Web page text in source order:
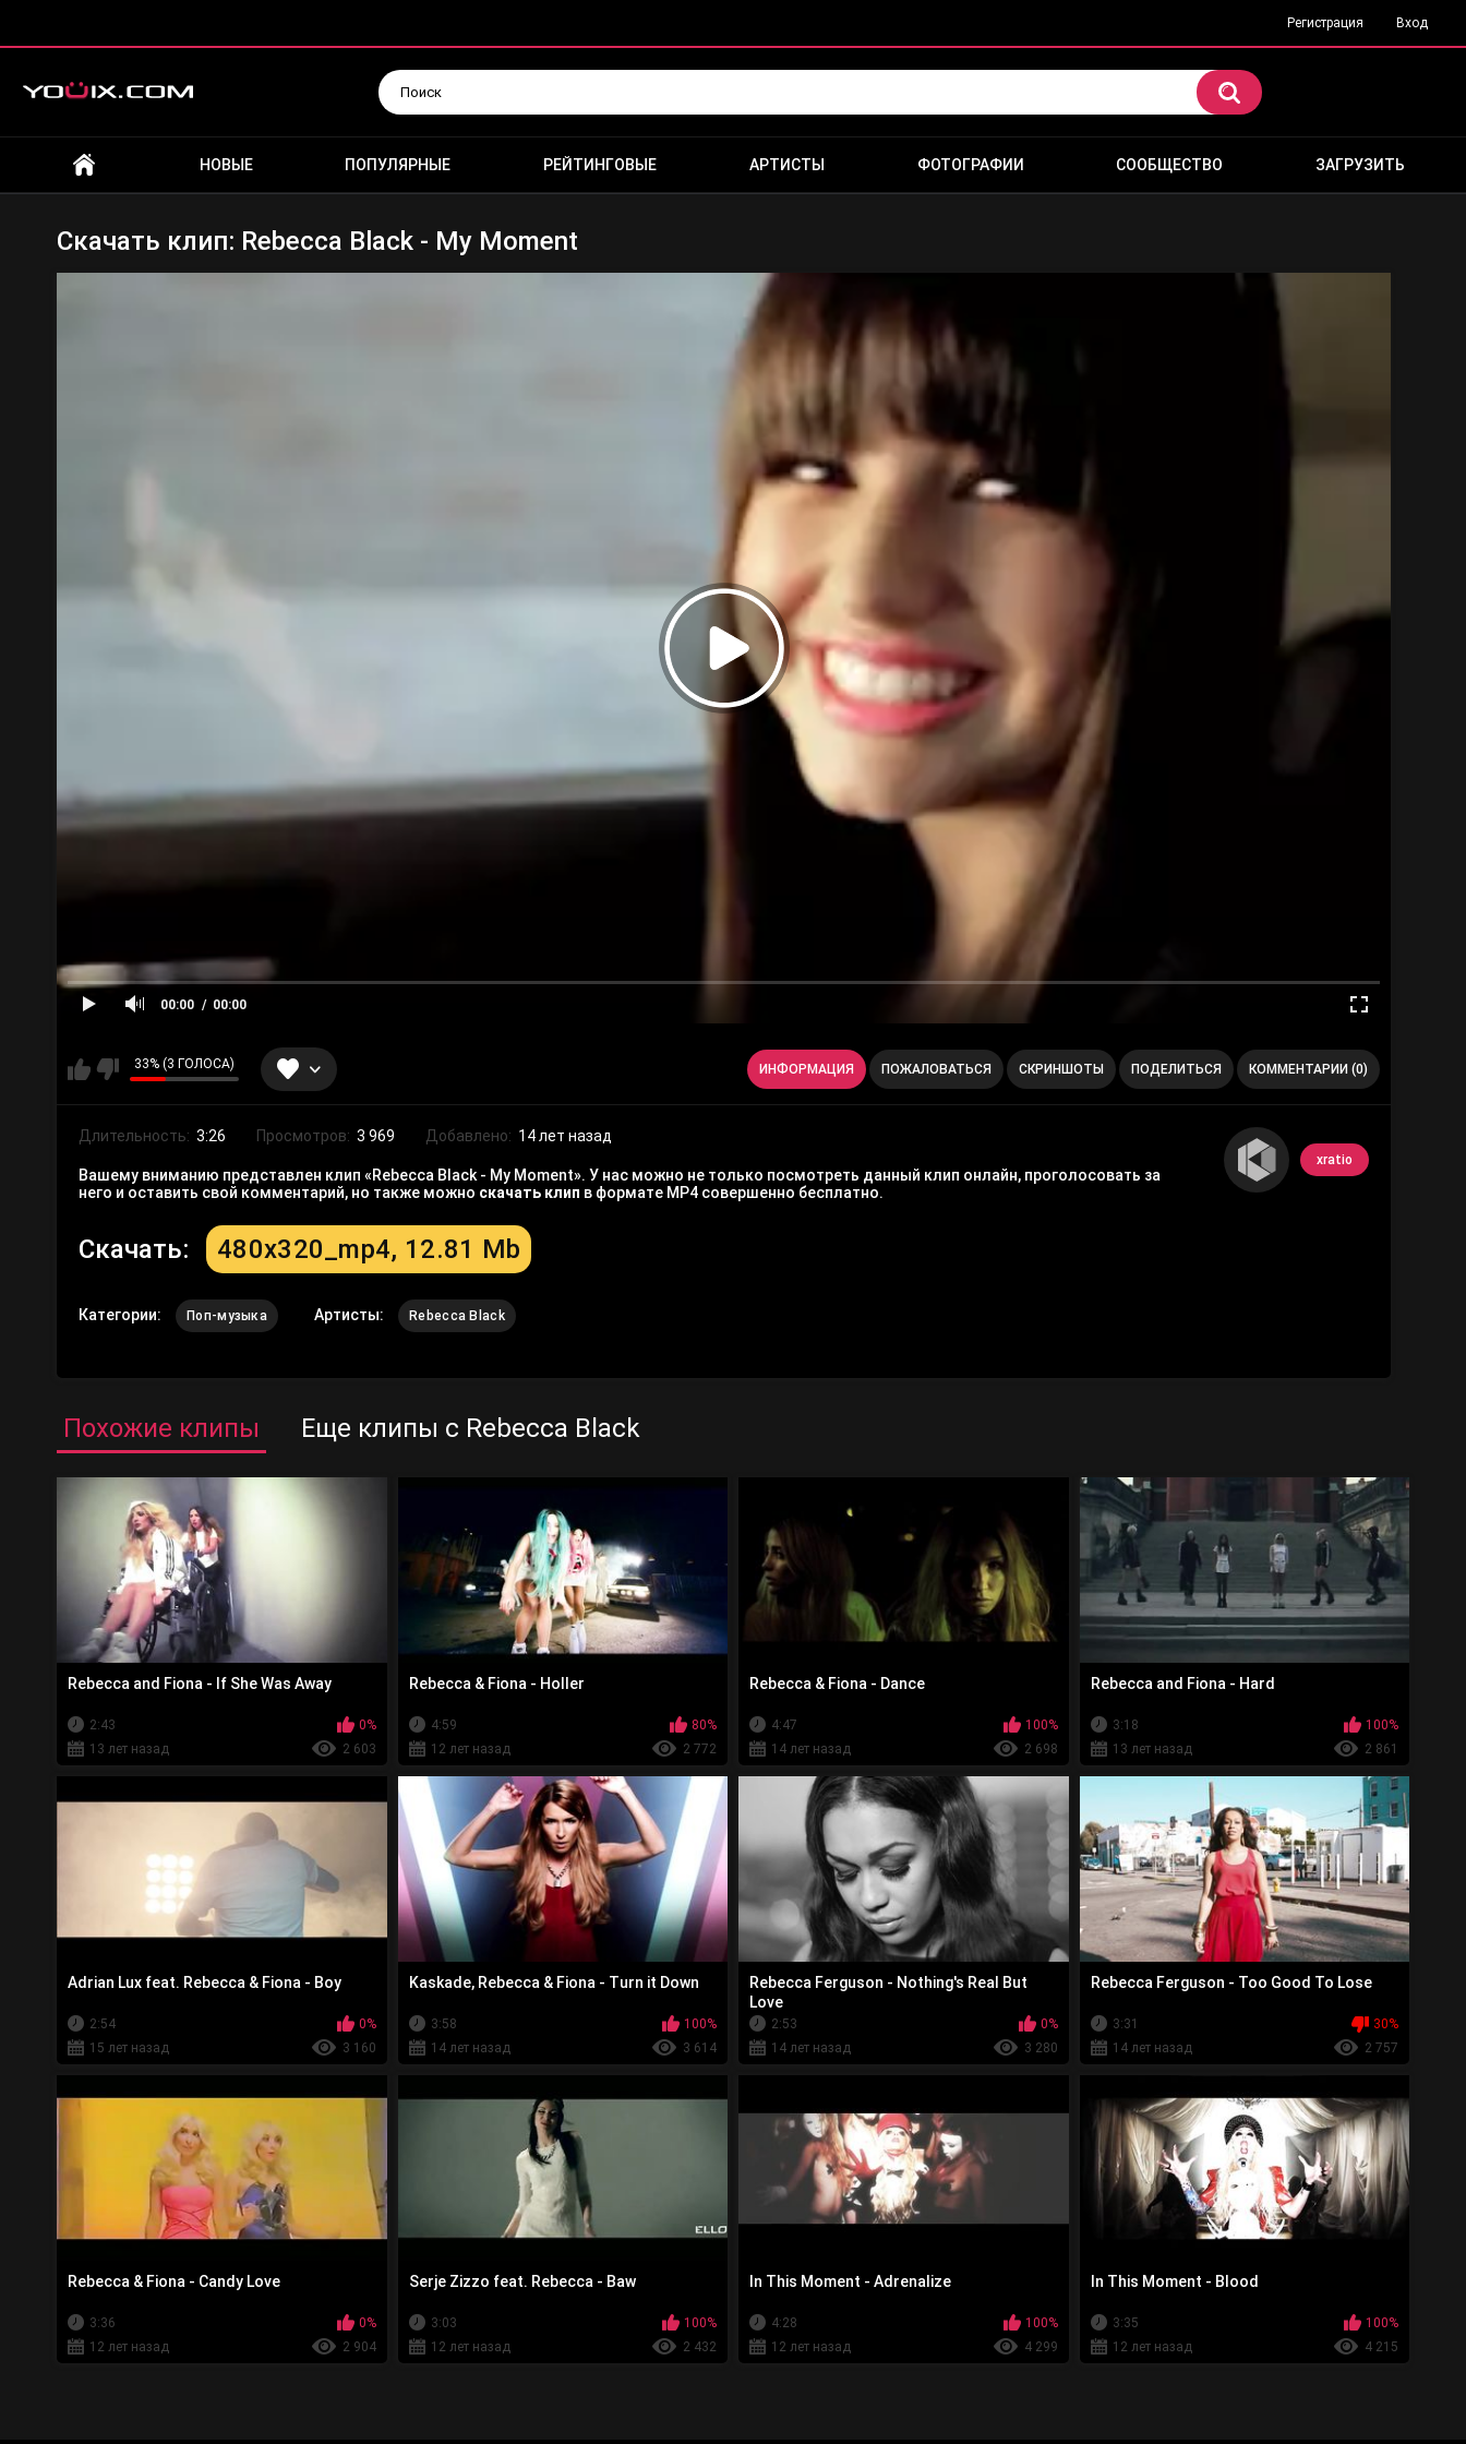
Регистрация Вход
НОВЫЕ ПОПУЛЯРНЫЕ РЕЙТИНГОВЫЕ АРТИСТЫ ФОТОГРАФИИ СООБЩЕСТВО ЗАГРУЗИТЬ
Скачать клип: Rebecca Black - My Moment
00:00 00:00
33% (3 ГОЛОСА) ИНФОРМАЦИЯ ПОЖАЛОВАТЬСЯ СКРИНШОТЫ ПОДЕЛИТЬСЯ КОММЕНТАРИИ (0)
xratio
Длительность: 3:26 Просмотров: 3 969 Добавлено: 14 лет назад
Вашему вниманию представлен клип «Rebecca Black - My Moment». У нас можно не только посмотреть данный клип онлайн, проголосовать за
него и оставить свой комментарий, но также можно скачать клип в формате MP4 совершенно бесплатно.
Скачать: 480x320_mp4, 12.81 Mb
Категории: Поп-музыка Артисты: Rebecca Black
Похожие клипы Еще клипы с Rebecca Black
Rebecca and Fiona - If She Was Away
2:43
0%
13 лет назад
2 603
Rebecca & Fiona - Holler
4:59
80%
12 лет назад
2 772
Rebecca & Fiona - Dance
4:47
100%
14 лет назад
2 698
Rebecca and Fiona - Hard
3:18
100%
13 лет назад
2 861
Adrian Lux feat. Rebecca & Fiona - Boy
2:54
0%
15 лет назад
3 160
Kaskade, Rebecca & Fiona - Turn it Down
3:58
100%
14 лет назад
3 614
Rebecca Ferguson - Nothing's Real But
Love
2:53
0%
14 лет назад
3 280
Rebecca Ferguson - Too Good To Lose
3:31
30%
14 лет назад
2 757
Rebecca & Fiona - Candy Love
3:36
0%
12 лет назад
2 904
Serje Zizzo feat. Rebecca - Baw
3:03
100%
12 лет назад
2 432
In This Moment - Adrenalize
4:28
100%
12 лет назад
4 299
In This Moment - Blood
3:35
100%
12 лет назад
4 215